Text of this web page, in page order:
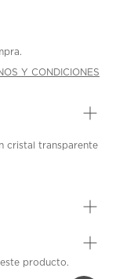
Y CONDICIONES
cristal transparente
producto.